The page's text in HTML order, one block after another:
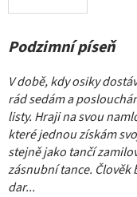
Podzimní píseň
V době, kdy osiky
rád sedám a
listy. Hraji na svou
které jednou získám
stejně jako tančí
zásnubní tance. Člověk
dar...